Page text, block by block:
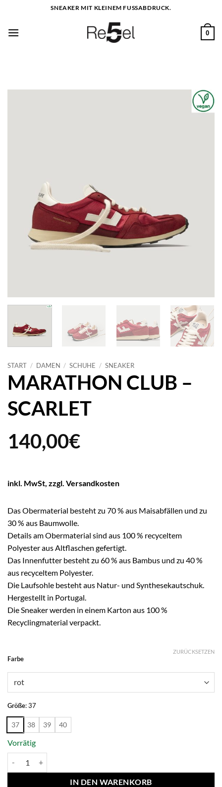
springen
SNEAKER MIT KLEINEM FUSSABDRUCK.
0
START / DAMEN / SCHUHE / SNEAKER
MARATHON CLUB –
SCARLET
140,00€
inkl. MwSt, zzgl. Versandkosten
Das Obermaterial besteht zu 70 % aus Maisabfällen und zu
30 % aus Baumwolle.
Details am Obermaterial sind aus 100 % recyceltem
Polyester aus Altflaschen gefertigt.
Das Innenfutter besteht zu 60 % aus Bambus und zu 40 %
aus recyceltem Polyester.
Die Laufsohle besteht aus Natur- und Synthesekautschuk.
Hergestellt in Portugal.
Die Sneaker werden in einem Karton aus 100 %
Recyclingmaterial verpackt.
Farbe
Größe:37
37 38 39 40
ZURÜCKSETZEN
Vorrätig
IN DEN WARENKORB
Alternative: